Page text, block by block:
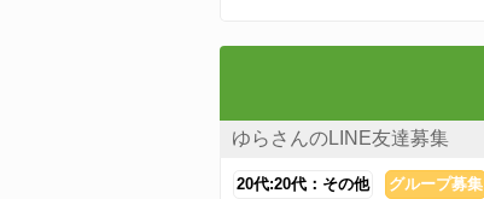
ゆらさんのLINE友達募集
20代:20代：その他 グループ募集